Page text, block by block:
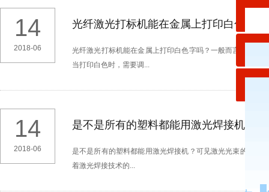
14
2018-06
光纤激光打标机能在金属上打印白色字吗
光纤激光打标机能在金属上打印白色字吗？一般而言光纤激
当打印白色时，需要调...
14
2018-06
是不是所有的塑料都能用激光焊接机？
是不是所有的塑料都能用激光焊接机？可见激光光束的能量
着激光焊接技术的...